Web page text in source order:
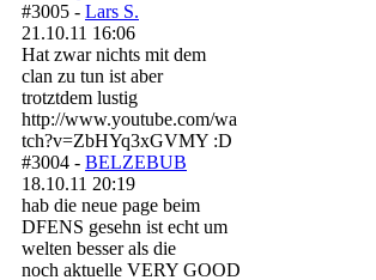
#3005 - Lars S.
21.10.11 16:06
Hat zwar nichts mit dem
clan zu tun ist aber
trotztdem lustig
http://www.youtube.com/wa
tch?v=ZbHYq3xGVMY :D
#3004 - BELZEBUB
18.10.11 20:19
hab die neue page beim
DFENS gesehn ist echt um
welten besser als die
noch aktuelle VERY GOOD